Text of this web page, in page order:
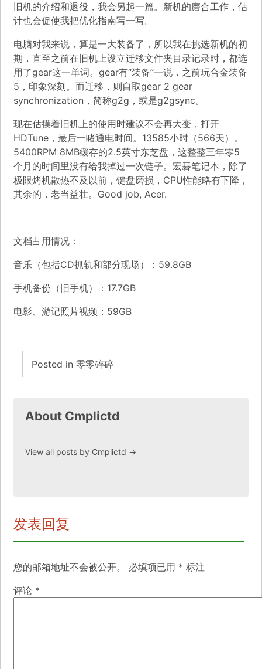
旧机的介绍和退役，我会另起一篇。新机的磨合工作，估
计也会促使我把优化指南写一写。
电脑对我来说，算是一大装备了，所以我在挑选新机的初
期，直至之前在旧机上设立迁移文件夹目录记录时，都选
用了gear这一单词。gear有“装备”一说，之前玩合金装备
5，印象深刻。而迁移，则自取gear 2 gear
synchronization，简称g2g，或是g2gsync。
现在估摸着旧机上的使用时建议不会再大变，打开
HDTune，最后一睹通电时间。13585小时（566天）。
5400RPM 8MB缓存的2.5英寸东芝盘，这整整三年零5
个月的时间里没有给我掉过一次链子。宏碁笔记本，除了
极限烤机散热不及以前，键盘磨损，CPU性能略有下降，
其余的，老当益壮。Good job, Acer.
文档占用情况：
音乐（包括CD抓轨和部分现场）：59.8GB
手机备份（旧手机）：17.7GB
电影、游记照片视频：59GB
Posted in 零零碎碎
About Cmplictd
View all posts by Cmplictd →
发表回复
您的邮箱地址不会被公开。 必填项已用 * 标注
评论 *